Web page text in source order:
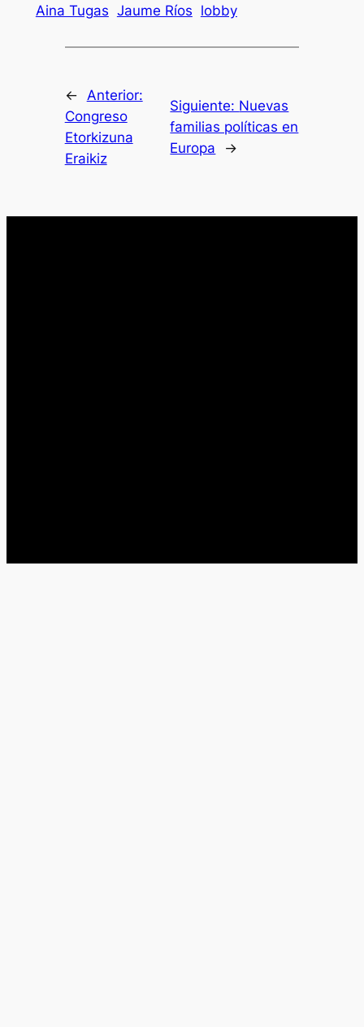
Aina Tugas Jaume Ríos lobby
←
Anterior:
Congreso
Etorkizuna
Eraikiz
Siguiente: Nuevas
familias políticas en
Europa
→